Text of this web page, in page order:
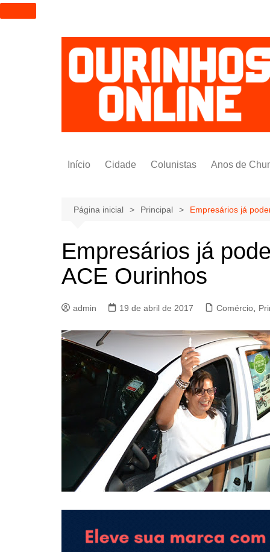
I
r
Início Cidade Colunistas
Pedro Saldida
Bruno Yashinishi
Anos de
Página inicial Principal Empresários já
Empresários já
ACE Ourinhos
admin 19 de abril de 2017 Comércio,